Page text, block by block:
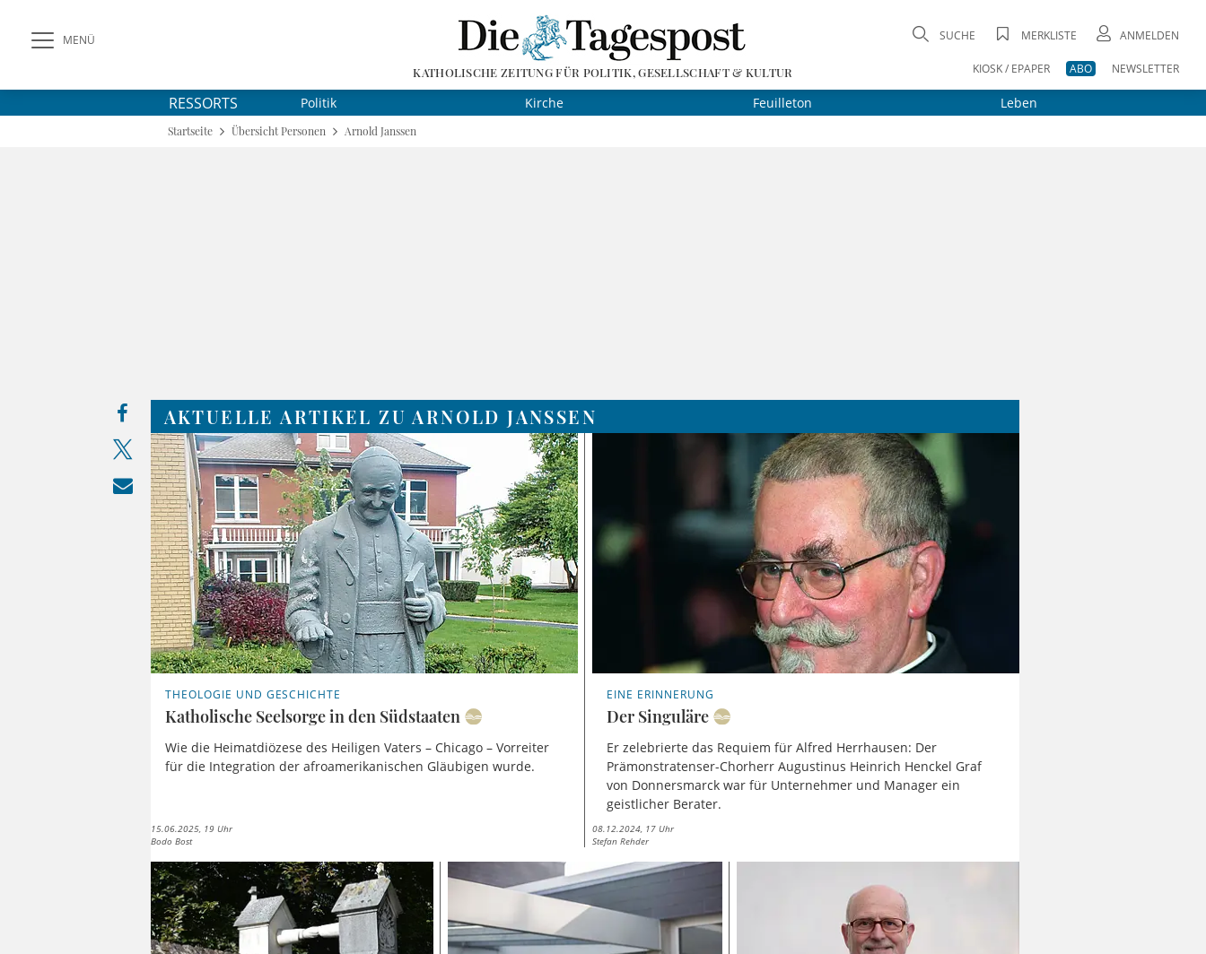
MENÜ
KATHOLISCHE ZEITUNG FÜR POLITIK, GESELLSCHAFT & KULTUR
SUCHE MERKLISTE ANMELDEN
KIOSK / EPAPER ABO NEWSLETTER
RESSORTS Politik Kirche Feuilleton Leben
Startseite Übersicht Personen Arnold Janssen
AKTUELLE ARTIKEL ZU ARNOLD JANSSEN
THEOLOGIE UND GESCHICHTE
Katholische Seelsorge in den Südstaaten
Wie die Heimatdiözese des Heiligen Vaters – Chicago – Vorreiter
für die Integration der afroamerikanischen Gläubigen wurde.
15.06.2025, 19 Uhr
Bodo Bost
EINE ERINNERUNG
Der Singuläre
Er zelebrierte das Requiem für Alfred Herrhausen: Der
Prämonstratenser-Chorherr Augustinus Heinrich Henckel Graf
von Donnersmarck war für Unternehmer und Manager ein
geistlicher Berater.
08.12.2024, 17 Uhr
Stefan Rehder